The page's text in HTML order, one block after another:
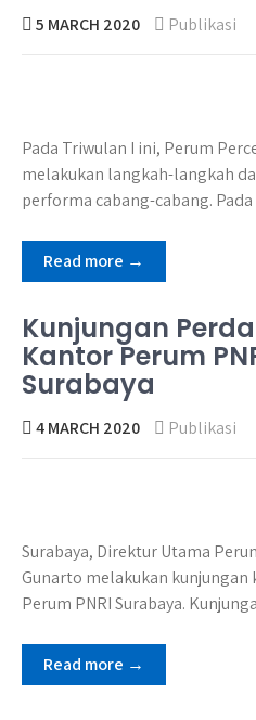
5 MARCH 2020 Publikasi
Pada Triwulan I ini, Perum
melakukan langkah-langkah
performa cabang-cabang.
Read more →
Kunjungan
Kantor Perum
Surabaya
4 MARCH 2020 Publikasi
Surabaya, Direktur Utama
Gunarto melakukan kunjungan
Perum PNRI Surabaya.
Read more →